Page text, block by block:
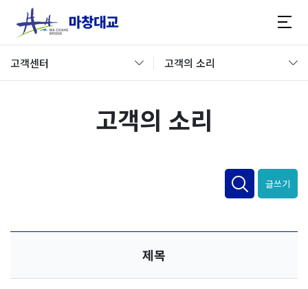
고객센터 고객의 소리
고객의 소리
글쓰기
제목